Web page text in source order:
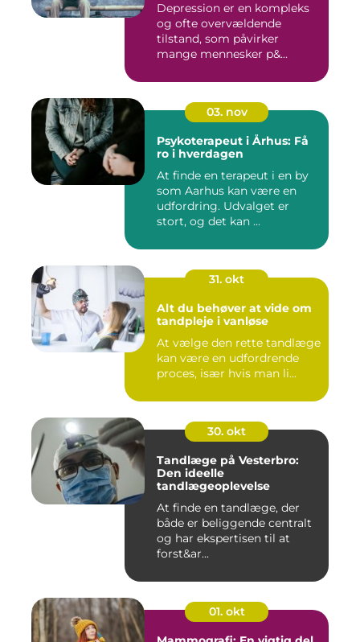
Depression er en kompleks
og ofte overvældende
tilstand, som påvirker
mange mennesker p&...
03. nov
Psykoterapeut i Århus: Få
ro i hverdagen
At finde en terapeut i en by
som Aarhus kan være en
udfordring. Udvalget er
stort, og det kan ...
31. okt
Alt du behøver at vide om
tandpleje i vanløse
At vælge den rette tandlæge
kan være en udfordrende
proces, især hvis man li...
30. okt
Tandlæge på Vesterbro:
Den ideelle
tandlægeoplevelse
At finde en tandlæge, der
både er beliggende centralt
og har ekspertisen til at
forst&ar...
01. okt